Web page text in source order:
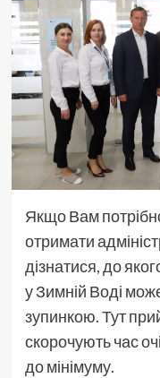
Якщо Вам
отримати
дізнатися, до
у Зимній Воді
зупинкою. Тут
скорочують час
до мінімуму.